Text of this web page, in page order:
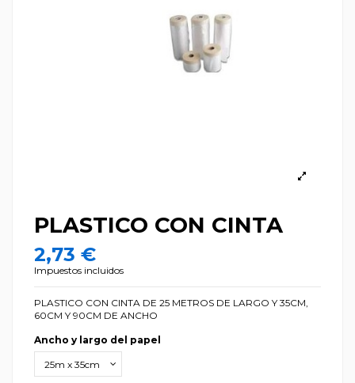
PLASTICO CON CINTA
2,73 €
Impuestos incluidos
PLASTICO CON CINTA DE 25 METROS DE LARGO Y 35CM,
60CM Y 90CM DE ANCHO
Ancho y largo del papel